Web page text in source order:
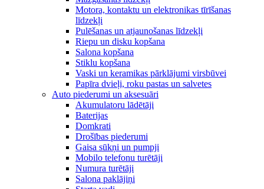
Motora, kontaktu un elektronikas tīrīšanas
līdzekļi
Pulēšanas un atjaunošanas līdzekļi
Riepu un disku kopšana
Salona kopšana
Stiklu kopšana
Vaski un keramikas pārklājumi virsbūvei
Papīra dvieļi, roku pastas un salvetes
Auto piederumi un aksesuāri
Akumulatoru lādētāji
Baterijas
Domkrati
Drošības piederumi
Gaisa sūkņi un pumpji
Mobilo telefonu turētāji
Numura turētāji
Salona paklājiņi